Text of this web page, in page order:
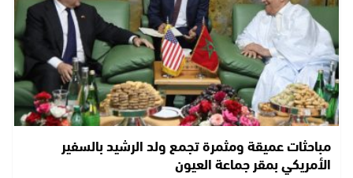
مباحثات عميقة ومثمرة تجمع ولد الرشيد بالسفير
الأمريكي بمقر جماعة العيون